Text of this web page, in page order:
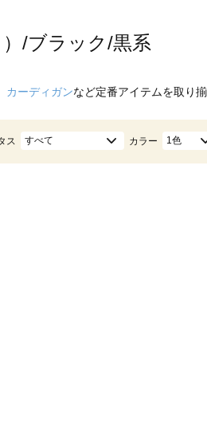
/ブラック/黒系
カーディガンなど定番アイテムを取り揃
ス すべて カラー 1色